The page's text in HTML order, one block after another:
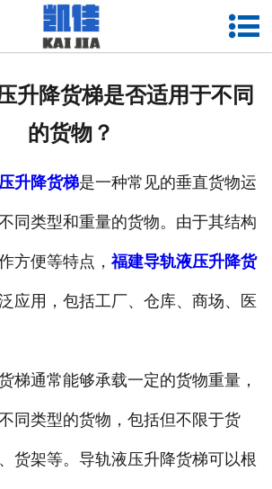
厂房设备
联系我们
升降货梯是否适用于不同
的货物？
升降货梯是一种常见的垂直货物运
同类型和重量的货物。由于其结构
方便等特点， 福建导轨液压升降货
应用，包括工厂、仓库、商场、医
通常能够承载一定的货物重量，
同类型的货物，包括但不限于货
货架等。导轨液压升降货梯可以根